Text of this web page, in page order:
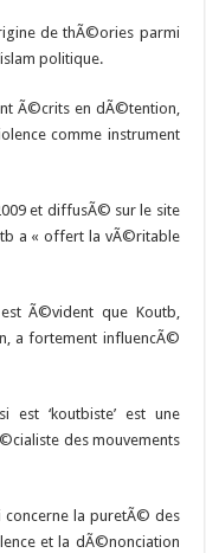
de thÃ©ories parmi
politique.
Ã©crits en dÃ©tention,
comme instrument
et diffusÃ© sur le site
a « offert la vÃ©ritable
Ã©vident que Koutb,
a fortement influencÃ©
‘koutbiste’ est une
des mouvements
concerne la puretÃ© des
et la dÃ©nonciation